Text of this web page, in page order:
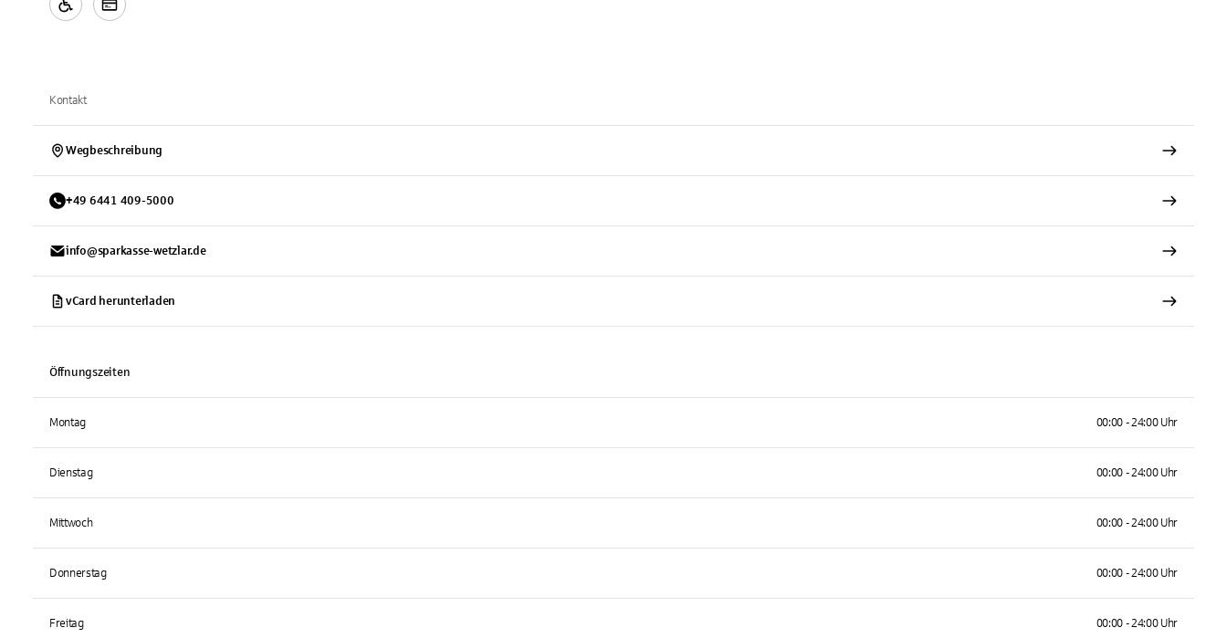
Kontakt
Wegbeschreibung
+49 6441 409-5000
info@sparkasse-wetzlar.de
vCard herunterladen
Öffnungszeiten
Montag 00:00 - 24:00 Uhr
Dienstag 00:00 - 24:00 Uhr
Mittwoch 00:00 - 24:00 Uhr
Donnerstag 00:00 - 24:00 Uhr
Freitag 00:00 - 24:00 Uhr